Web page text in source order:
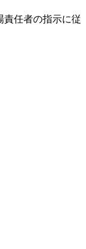
責任者の指示に従